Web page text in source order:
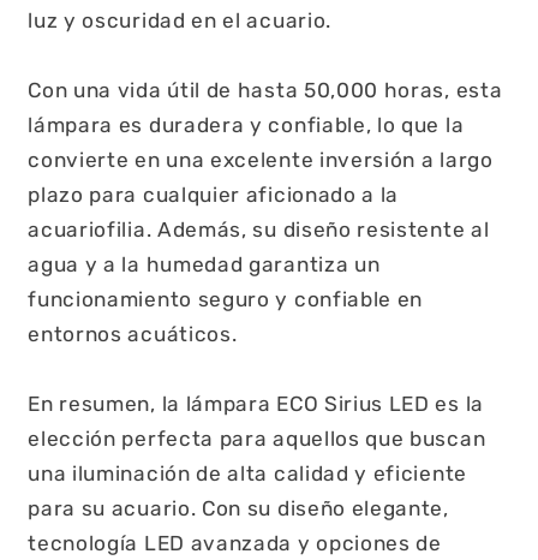
luz y oscuridad en el acuario.
Con una vida útil de hasta 50,000 horas, esta
lámpara es duradera y confiable, lo que la
convierte en una excelente inversión a largo
plazo para cualquier aficionado a la
acuariofilia. Además, su diseño resistente al
agua y a la humedad garantiza un
funcionamiento seguro y confiable en
entornos acuáticos.
En resumen, la lámpara ECO Sirius LED es la
elección perfecta para aquellos que buscan
una iluminación de alta calidad y eficiente
para su acuario. Con su diseño elegante,
tecnología LED avanzada y opciones de